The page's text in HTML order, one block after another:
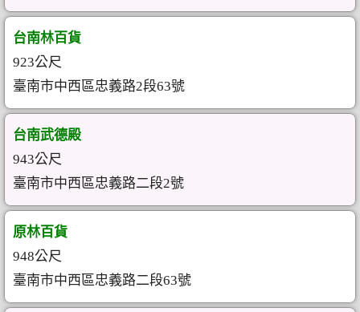
台南林百貨
923公尺
臺南市中西區忠義路2段63號
台南武德殿
943公尺
臺南市中西區忠義路二段2號
原林百貨
948公尺
臺南市中西區忠義路二段63號